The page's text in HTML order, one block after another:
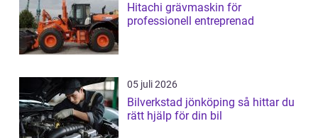
Hitachi grävmaskin för
professionell entreprenad
05 juli 2026
Bilverkstad jönköping så hittar du
rätt hjälp för din bil